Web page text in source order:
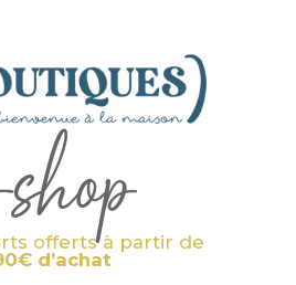
offerts à partir de
d’achat